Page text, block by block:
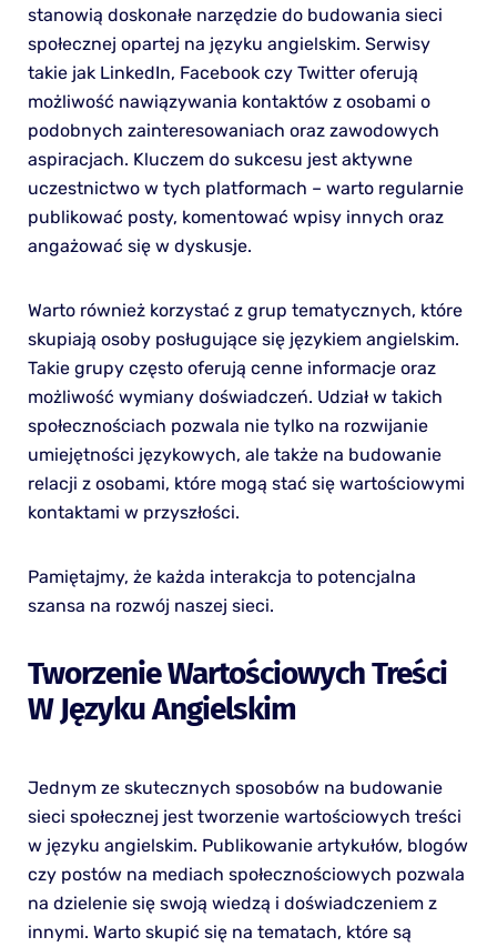
stanowią doskonałe narzędzie do budowania sieci
społecznej opartej na języku angielskim. Serwisy
takie jak LinkedIn, Facebook czy Twitter oferują
możliwość nawiązywania kontaktów z osobami o
podobnych zainteresowaniach oraz zawodowych
aspiracjach. Kluczem do sukcesu jest aktywne
uczestnictwo w tych platformach – warto regularnie
publikować posty, komentować wpisy innych oraz
angażować się w dyskusje.
Warto również korzystać z grup tematycznych, które
skupiają osoby posługujące się językiem angielskim.
Takie grupy często oferują cenne informacje oraz
możliwość wymiany doświadczeń. Udział w takich
społecznościach pozwala nie tylko na rozwijanie
umiejętności językowych, ale także na budowanie
relacji z osobami, które mogą stać się wartościowymi
kontaktami w przyszłości.
Pamiętajmy, że każda interakcja to potencjalna
szansa na rozwój naszej sieci.
Tworzenie Wartościowych Treści
W Języku Angielskim
Jednym ze skutecznych sposobów na budowanie
sieci społecznej jest tworzenie wartościowych treści
w języku angielskim. Publikowanie artykułów, blogów
czy postów na mediach społecznościowych pozwala
na dzielenie się swoją wiedzą i doświadczeniem z
innymi. Warto skupić się na tematach, które są